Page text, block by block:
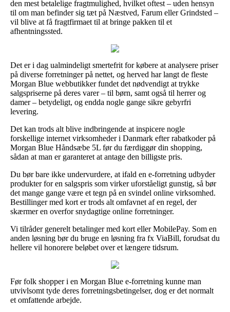
den mest betalelige fragtmulighed, hvilket oftest – uden hensyn
til om man befinder sig tæt på Næstved, Farum eller Grindsted –
vil blive at få fragtfirmaet til at bringe pakken til et
afhentningssted.
Det er i dag ualmindeligt smertefrit for købere at analysere priser
på diverse forretninger på nettet, og herved har langt de fleste
Morgan Blue webbutikker fundet det nødvendigt at trykke
salgspriserne på deres varer – til børn, samt også til herrer og
damer – betydeligt, og endda nogle gange sikre gebyrfri
levering.
Det kan trods alt blive indbringende at inspicere nogle
forskellige internet virksomheder i Danmark efter rabatkoder på
Morgan Blue Håndsæbe 5L før du færdiggør din shopping,
sådan at man er garanteret at antage den billigste pris.
Du bør bare ikke undervurdere, at ifald en e-forretning udbyder
produkter for en salgspris som virker uforståeligt gunstig, så bør
det mange gange være et tegn på en svindel online virksomhed.
Bestillinger med kort er trods alt omfavnet af en regel, der
skærmer en overfor snydagtige online forretninger.
Vi tilråder generelt betalinger med kort eller MobilePay. Som en
anden løsning bør du bruge en løsning fra fx ViaBill, forudsat du
hellere vil honorere beløbet over et længere tidsrum.
Før folk shopper i en Morgan Blue e-forretning kunne man
utvivlsomt tyde deres forretningsbetingelser, dog er det normalt
et omfattende arbejde.